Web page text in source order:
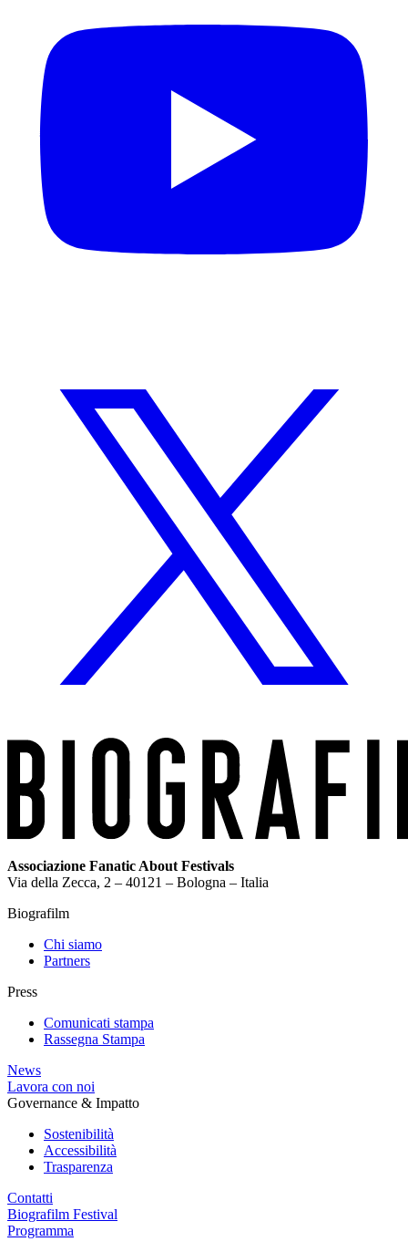
Associazione Fanatic About Festivals
Via della Zecca, 2 – 40121 – Bologna – Italia
Biografilm
Chi siamo
Partners
Press
Comunicati stampa
Rassegna Stampa
News
Lavora con noi
Governance & Impatto
Sostenibilità
Accessibilità
Trasparenza
Contatti
Biografilm Festival
Programma